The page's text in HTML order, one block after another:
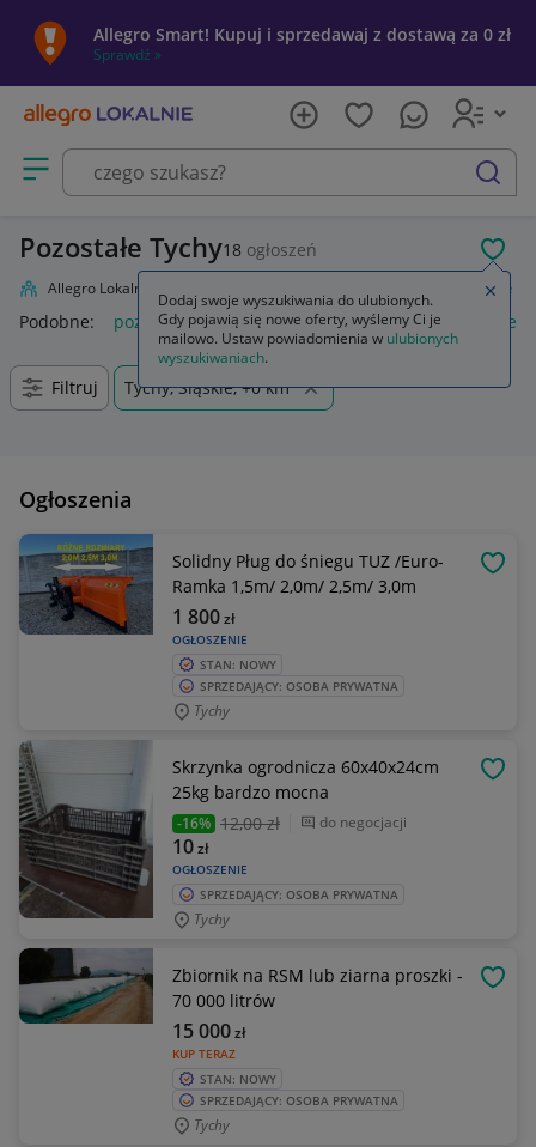
Allegro Smart! Kupuj i sprzedawaj z dostawą za 0 zł
Sprawdź »
Otwórz menu z kategoriami
szukaj
Pozostałe Tychy18 ogłoszeń
Allegro Lokalnie Pozostałe
Podobne: pozostałe łóżka pozostałe pozostałe miasta i
Filtruj Tychy, Śląskie, +0 km
Ogłoszenia
Solidny Pług do śniegu TUZ /Euro-
Ramka 1,5m/ 2,0m/ 2,5m/ 3,0m
OGŁOSZENIE
1 800zł
STAN: NOWY
SPRZEDAJĄCY: OSOBA PRYWATNA
Tychy
Skrzynka ogrodnicza 60x40x24cm
25kg bardzo mocna
-16% 12,00 zł do negocjacji
OGŁOSZENIE
10zł
SPRZEDAJĄCY: OSOBA PRYWATNA
Tychy
Zbiornik na RSM lub ziarna proszki -
70 000 litrów
KUP TERAZ
15 000zł
STAN: NOWY
SPRZEDAJĄCY: OSOBA PRYWATNA
Tychy
Dodaj swoje wyszukiwania do ulubionych.
Gdy pojawią się nowe oferty, wyślemy Ci je
mailowo. Ustaw powiadomienia w ulubionych
wyszukiwaniach.